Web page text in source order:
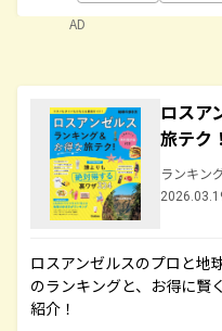
AD
ロスア
旅テク！
ランキン
ロスアンゼルスのプロと地
のランキングと、お得に賢
紹介！